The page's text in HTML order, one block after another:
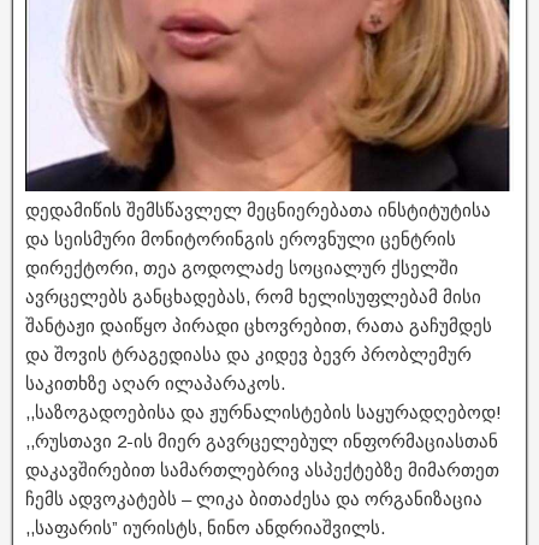
დედამიწის შემსწავლელ მეცნიერებათა ინსტიტუტისა
და სეისმური მონიტორინგის ეროვნული ცენტრის
დირექტორი, თეა გოდოლაძე სოციალურ ქსელში
ავრცელებს განცხადებას, რომ ხელისუფლებამ მისი
შანტაჟი დაიწყო პირადი ცხოვრებით, რათა გაჩუმდეს
და შოვის ტრაგედიასა და კიდევ ბევრ პრობლემურ
საკითხზე აღარ ილაპარაკოს.
,,საზოგადოებისა და ჟურნალისტების საყურადღებოდ!
,,რუსთავი 2-ის მიერ გავრცელებულ ინფორმაციასთან
დაკავშირებით სამართლებრივ ასპექტებზე მიმართეთ
ჩემს ადვოკატებს – ლიკა ბითაძესა და ორგანიზაცია
,,საფარის” იურისტს, ნინო ანდრიაშვილს.